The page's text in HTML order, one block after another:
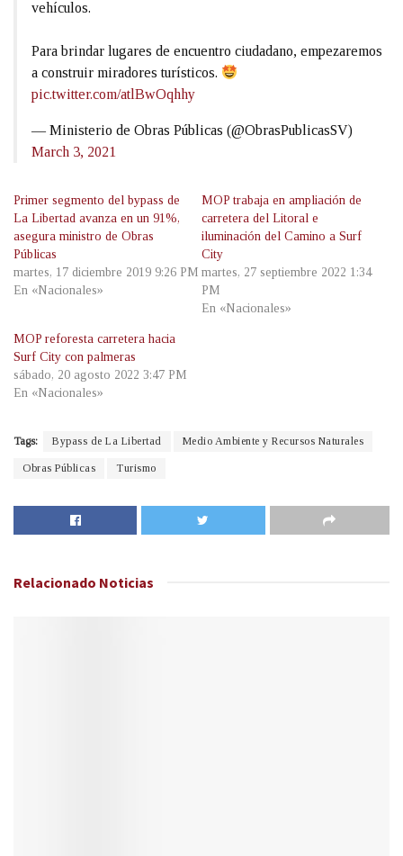
vehículos.
Para brindar lugares de encuentro ciudadano, empezaremos
a construir miradores turísticos.
pic.twitter.com/atlBwOqhhy
— Ministerio de Obras Públicas (@ObrasPublicasSV)
March 3, 2021
Primer segmento del bypass de
La Libertad avanza en un 91%,
asegura ministro de Obras
Públicas
martes, 17 diciembre 2019 9:26 PM
En «Nacionales»
MOP trabaja en ampliación de
carretera del Litoral e
iluminación del Camino a Surf
City
martes, 27 septiembre 2022 1:34
PM
En «Nacionales»
MOP reforesta carretera hacia
Surf City con palmeras
sábado, 20 agosto 2022 3:47 PM
En «Nacionales»
Tags: Bypass de La Libertad Medio Ambiente y Recursos Naturales
Obras Públicas Turismo
Relacionado Noticias